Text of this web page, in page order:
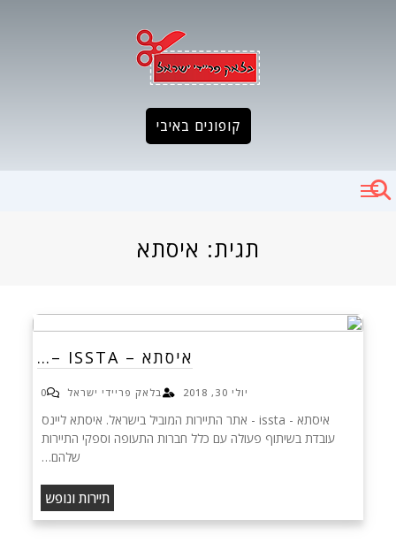
קופונים באיבי
תגית: איסתא
איסתא – ISSTA –…
יולי 30, 2018 בלאק פריידי ישראל 0
איסתא - issta - אתר התיירות המוביל בישראל. איסתא ליינס
עובדת בשיתוף פעולה עם כלל חברות התעופה וספקי התיירות
שלהם…
תיירות ונופש